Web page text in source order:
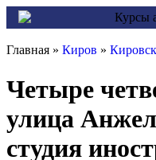
Главная » Киров »
Четыре
улица
студия